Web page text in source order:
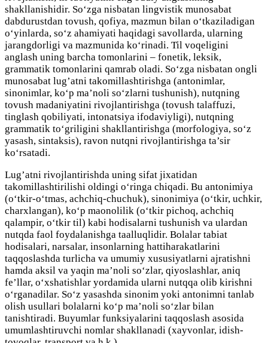
shakllanishidir. So‘zga nisbatan lingvistik munosabat
dabdurustdan tovush, qofiya, mazmun bilan o‘tkaziladigan
o‘yinlarda, so‘z ahamiyati haqidagi savollarda, ularning
jarangdorligi va mazmunida ko‘rinadi. Til voqeligini
anglash uning barcha tomonlarini – fonetik, leksik,
grammatik tomonlarini qamrab oladi. So‘zga nisbatan ongli
munosabat lug’atni takomillashtirishga (antonimlar,
sinonimlar, ko‘p ma’noli so‘zlarni tushunish), nutqning
tovush madaniyatini rivojlantirishga (tovush talaffuzi,
tinglash qobiliyati, intonatsiya ifodaviyligi), nutqning
grammatik to‘griligini shakllantirishga (morfologiya, so‘z
yasash, sintaksis), ravon nutqni rivojlantirishga ta’sir
ko‘rsatadi.
Lug’atni rivojlantirishda uning sifat jixatidan
takomillashtirilishi oldingi o‘ringa chiqadi. Bu antonimiya
(o‘tkir-o‘tmas, achchiq-chuchuk), sinonimiya (o‘tkir, uchkir,
charxlangan), ko‘p maonolilik (o‘tkir pichoq, achchiq
qalampir, o‘tkir til) kabi hodisalarni tushunish va ulardan
nutqda faol foydalanishga taalluqlidir. Bolalar tabiat
hodisalari, narsalar, insonlarning hattiharakatlarini
taqqoslashda turlicha va umumiy xususiyatlarni ajratishni
hamda aksil va yaqin ma’noli so‘zlar, qiyoslashlar, aniq
fe’llar, o‘xshatishlar yordamida ularni nutqqa olib kirishni
o‘rganadilar. So‘z yasashda sinonim yoki antonimni tanlab
olish usullari bolalarni ko‘p ma’noli so‘zlar bilan
tanishtiradi. Buyumlar funksiyalarini taqqoslash asosida
umumlashtiruvchi nomlar shakllanadi (xayvonlar, idish-